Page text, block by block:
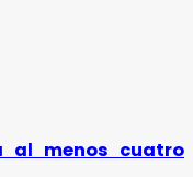
al menos cuatro